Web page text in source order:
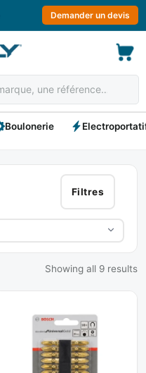
Demander un devis
Boulonerie
Filtres
Showing all 9 results